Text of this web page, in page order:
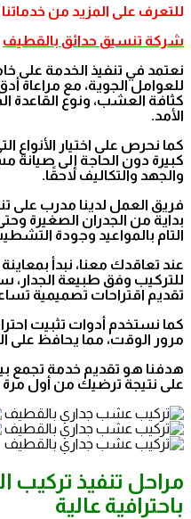
للتعرف على المزيد من خدماتنا
شركة تنسيق حدائق بالقطيف
نعتمد في تنفيذ الخدمة على
للعوامل الجوية، مع مراعاة
كثافة العشب، ونوع
الأمد.
كما نحرص على اختيار
كبيرة دون الحاجة إلى صيانة
والجهد والتكاليف لاحقًا.
فريق العمل لدينا مدرب على
بداية من الجدران الصغيرة
التام بالمواعيد وجودة
عند تعاقدك معنا، نبدأ
للتركيب وفق طبيعة الجدار،
تقديم اقتراحات تصميمية
كما نستخدم أدوات تثبيت
مرور الوقت، مما يحافظ على
هدفنا هو تقديم خدمة تجمع
على نتيجة ترضيك من أول مرة
مراحل تنفيذ تركيب
باحترافية عالية